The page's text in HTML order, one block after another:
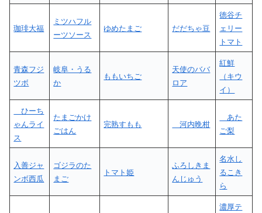
珈琲大福
ミツハフル
ーツソース
ゆめたまご だだちゃ豆
徳谷チ
ェリー
トマト
青森フジ
ツボ
岐阜・うる
か
ももいちご
天使のババ
ロア
紅鮮
（キウ
イ）
ひーち
ゃんライ
ス
たまごかけ
ごはん
完熟すもも 河内晩柑
あた
ご梨
入善ジャ
ンボ西瓜
ゴジラのた
まご
トマト姫
ふろしきま
んじゅう
名水し
るこき
ら
濃厚テ